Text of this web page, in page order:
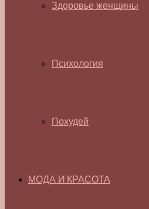
Здоровье женщины
Психология
Похудей
МОДА И КРАСОТА